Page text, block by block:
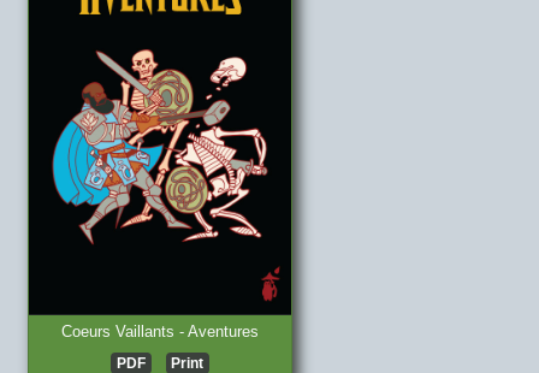
Coeurs Vaillants - Aventures
PDF Print